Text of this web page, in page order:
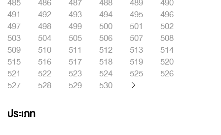
491
492 493 494 495
496
497
498 499 500 501
502
503
504 505 506 507
508
509
510 511 512 513
514
515
516 517 518 519
520
521
522 523 524 525
526
527
528 529 530
ประเภท